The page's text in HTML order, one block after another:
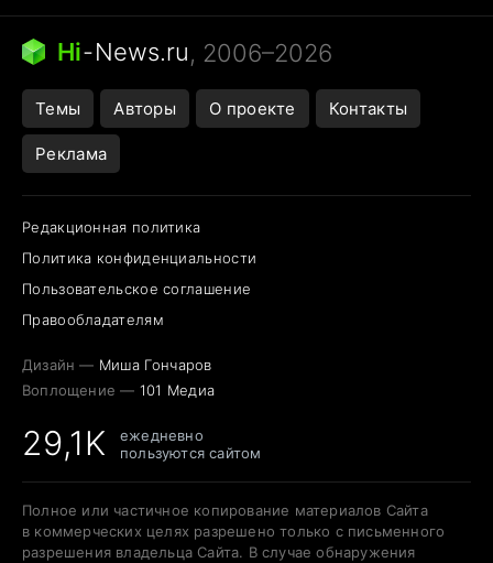
Бензин 100 и 95
Тунцы в океанариуме
Следующая пандемия
Hi-News.ru, 2006–2026
Темы Авторы О проекте Контакты
Реклама
Редакционная политика
Политика конфиденциальности
Пользовательское соглашение
Правообладателям
Дизайн — Миша Гончаров
Воплощение — 101 Медиа
29,1K
ежедневно
пользуются сайтом
Полное или частичное копирование материалов Сайта
в коммерческих целях разрешено только с письменного
разрешения владельца Сайта. В случае обнаружения